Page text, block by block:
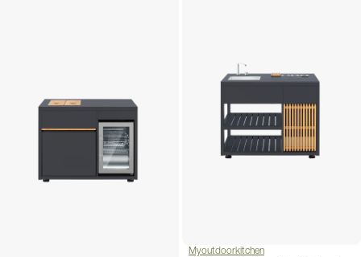
Myoutdoorkitchen